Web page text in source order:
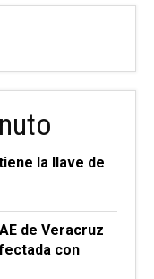
la llave de
de Veracruz
con